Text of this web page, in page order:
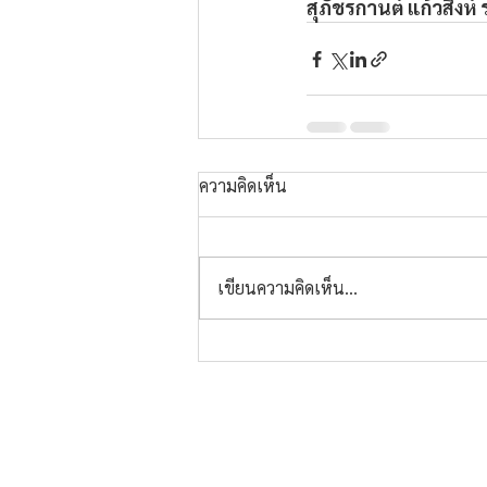
สุภัชรกานต์ แก้วสิงห์
ความคิดเห็น
เขียนความคิดเห็น…